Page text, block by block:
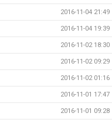
2016-11-04 21:49
2016-11-04 19:39
2016-11-02 18:30
2016-11-02 09:29
2016-11-02 01:16
2016-11-01 17:47
2016-11-01 09:28